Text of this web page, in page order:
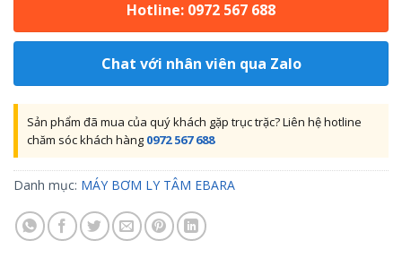
Hotline: 0972 567 688
Chat với nhân viên qua Zalo
Sản phẩm đã mua của quý khách gặp trục trặc? Liên hệ hotline
chăm sóc khách hàng 0972 567 688
Danh mục: MÁY BƠM LY TÂM EBARA